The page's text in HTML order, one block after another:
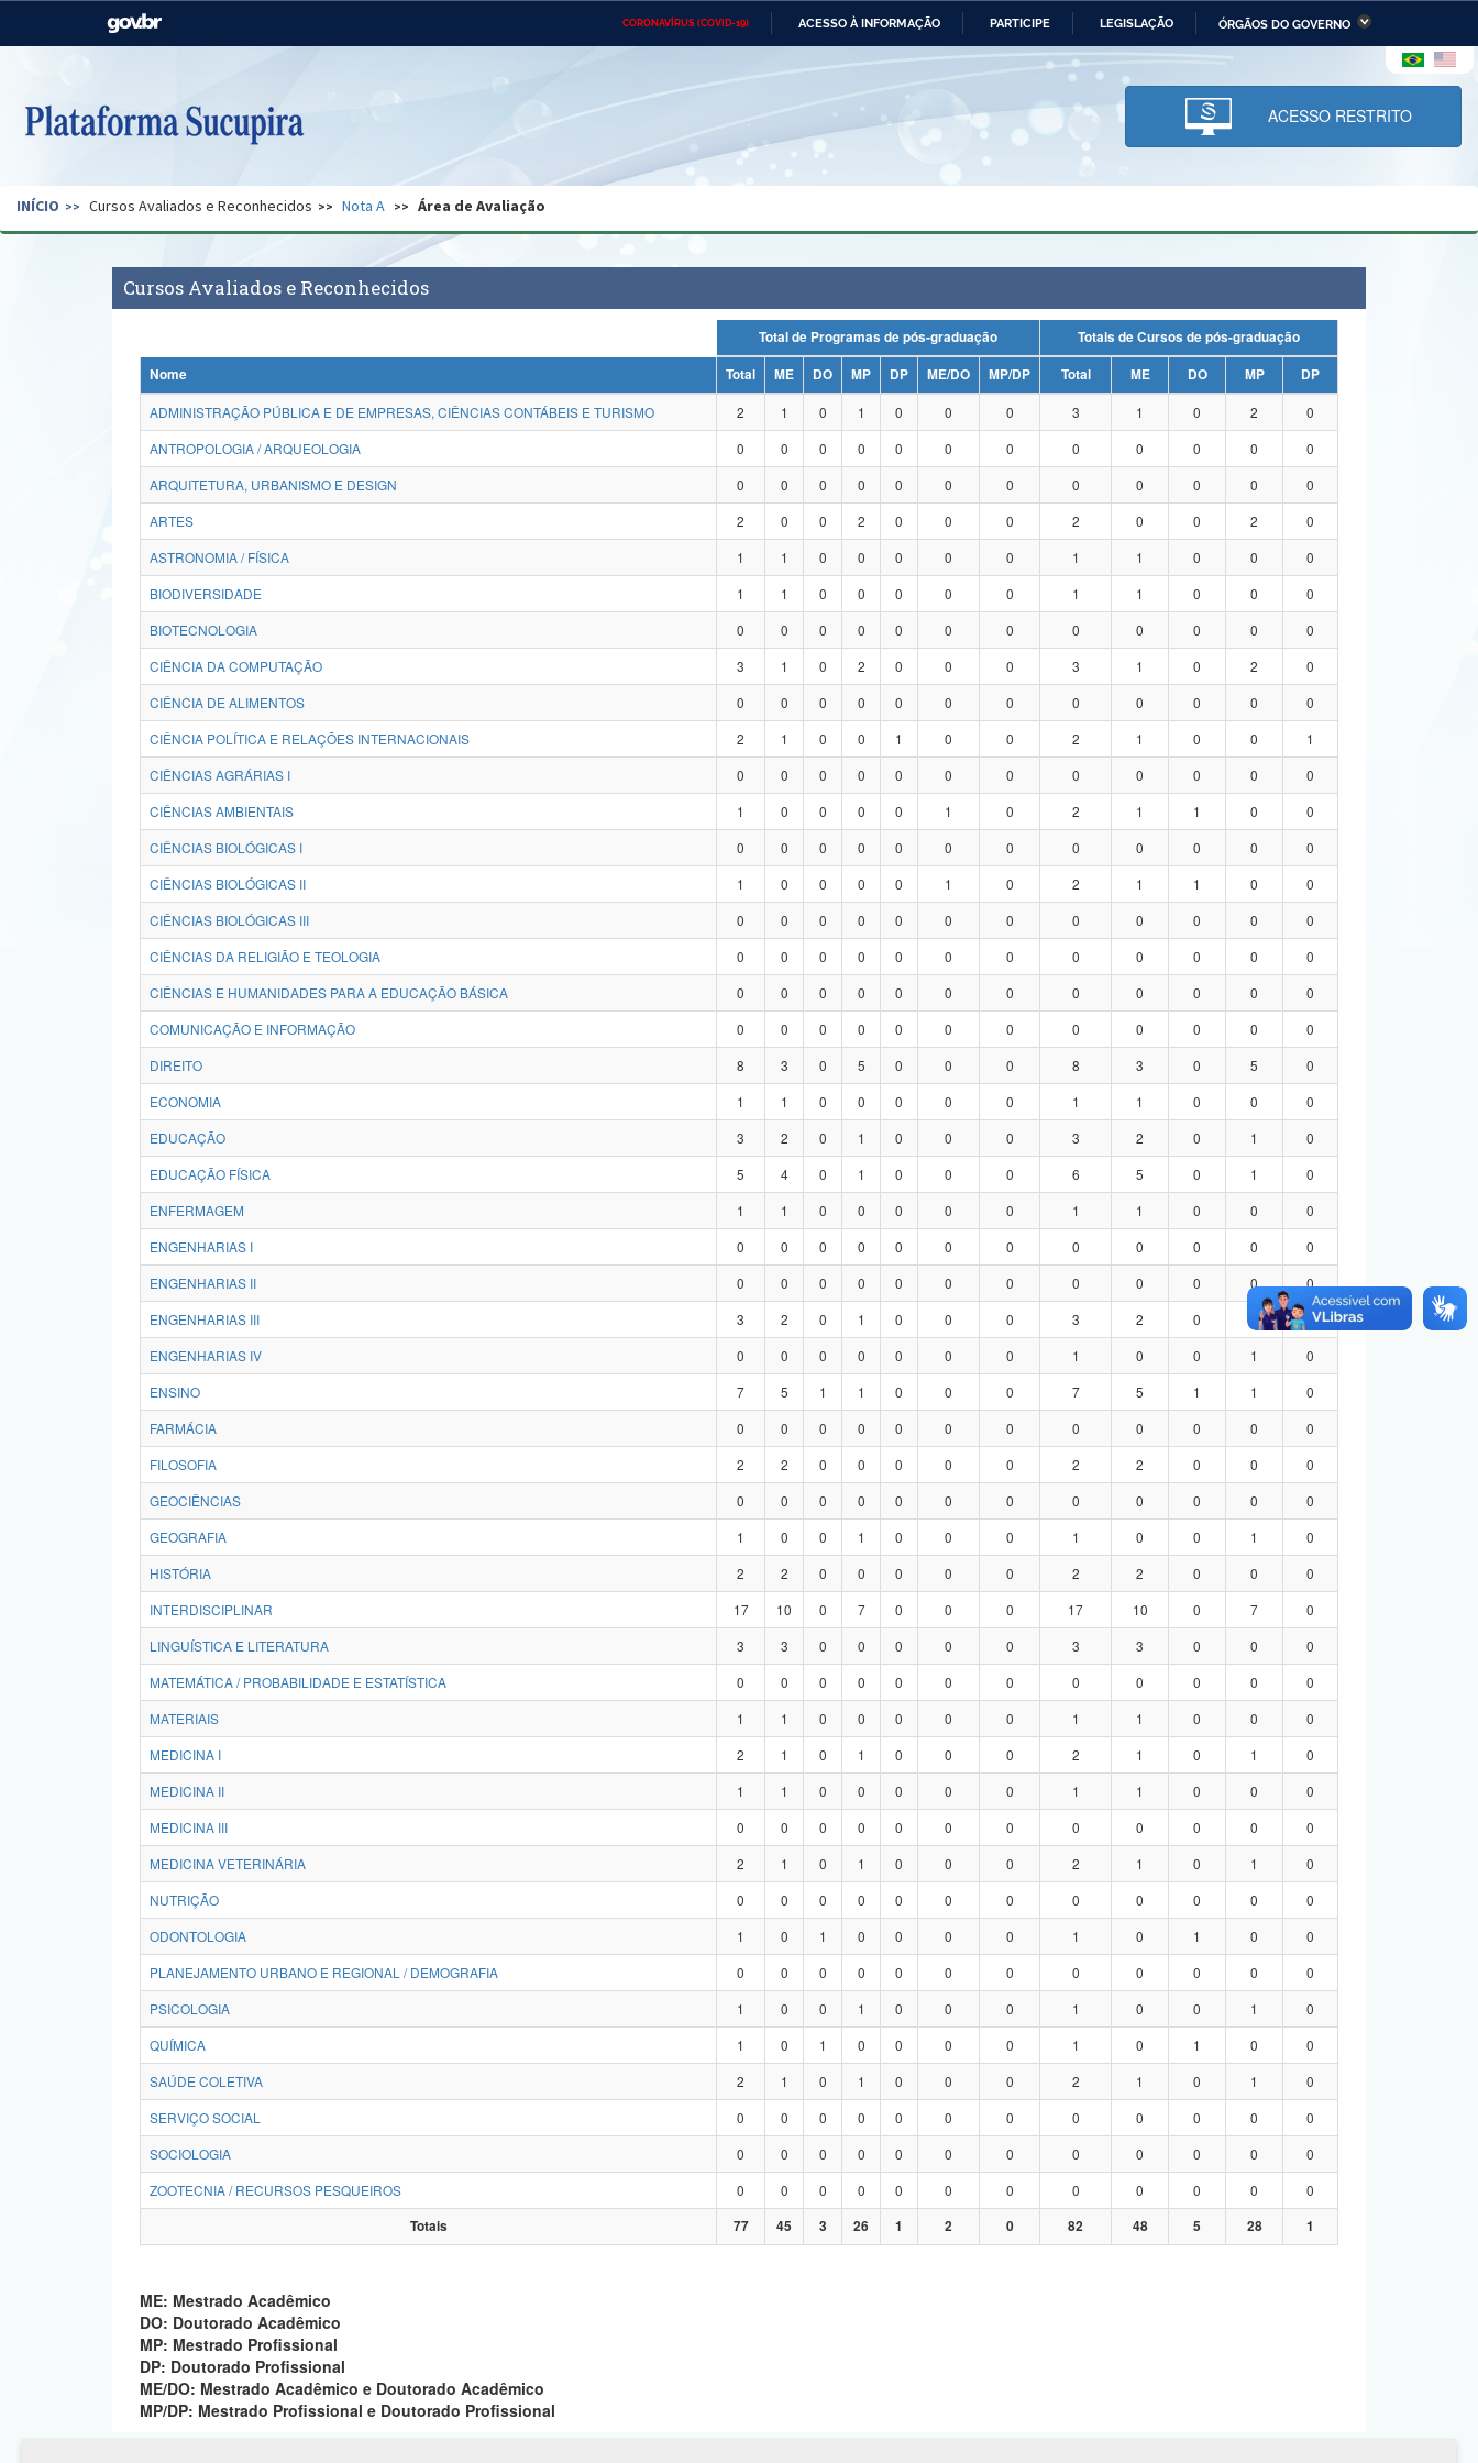
CORONAVÍRUS (COVID-19) ACESSO À INFORMAÇÃO PARTICIPE LEGISLAÇÃO ÓRGÃOS DO GOVERNO
Casa Civil Ministério das Relações Ministério da Economia Ministério da Infraestrutura
Pecuária e Abastecimento
Ministério da Ciência,
Tecnologia, Inovações e
Comunicações
Ministério do Desenvolvimento
Regional e dos Direitos Humanos
Secretaria de Governo Gabinete de Segurança Advocacia-Geral da União Banco Central do Brasil Planalto
ACESSO RESTRITO
INÍCIO Cursos Avaliados e Reconhecidos Nota A Área de Avaliação
Cursos Avaliados e Reconhecidos
Total de Programas de pós-graduação
Totais de Cursos de pós-graduação
Nome
Total ME DO MP DP ME/DO MP/DP Total ME DO MP
DP
ADMINISTRAÇÃO PÚBLICA E DE EMPRESAS, CIÊNCIAS CONTÁBEIS E TURISMO
2 1 0 1 0 0 0 3 1 0 2
0
ANTROPOLOGIA / ARQUEOLOGIA
0 0 0 0 0 0 0 0 0 0 0
0
ARQUITETURA, URBANISMO E DESIGN
0 0 0 0 0 0 0 0 0 0 0
0
ARTES
2 0 0 2 0 0 0 2 0 0 2
0
ASTRONOMIA / FÍSICA
1 1 0 0 0 0 0 1 1 0 0
0
BIODIVERSIDADE
1 1 0 0 0 0 0 1 1 0 0
0
BIOTECNOLOGIA
0 0 0 0 0 0 0 0 0 0 0
0
CIÊNCIA DA COMPUTAÇÃO
3 1 0 2 0 0 0 3 1 0 2
0
CIÊNCIA DE ALIMENTOS
0 0 0 0 0 0 0 0 0 0 0
0
CIÊNCIA POLÍTICA E RELAÇÕES INTERNACIONAIS
2 1 0 0 1 0 0 2 1 0 0
1
CIÊNCIAS AGRÁRIAS I
0 0 0 0 0 0 0 0 0 0 0
0
CIÊNCIAS AMBIENTAIS
1 0 0 0 0 1 0 2 1 1 0
0
CIÊNCIAS BIOLÓGICAS I
0 0 0 0 0 0 0 0 0 0 0
0
CIÊNCIAS BIOLÓGICAS II
1 0 0 0 0 1 0 2 1 1 0
0
CIÊNCIAS BIOLÓGICAS III
0 0 0 0 0 0 0 0 0 0 0
0
CIÊNCIAS DA RELIGIÃO E TEOLOGIA
0 0 0 0 0 0 0 0 0 0 0
0
CIÊNCIAS E HUMANIDADES PARA A EDUCAÇÃO BÁSICA
0 0 0 0 0 0 0 0 0 0 0
0
COMUNICAÇÃO E INFORMAÇÃO
0 0 0 0 0 0 0 0 0 0 0
0
DIREITO
8 3 0 5 0 0 0 8 3 0 5
0
ECONOMIA
1 1 0 0 0 0 0 1 1 0 0
0
EDUCAÇÃO
3 2 0 1 0 0 0 3 2 0 1
0
EDUCAÇÃO FÍSICA
5 4 0 1 0 0 0 6 5 0 1
0
ENFERMAGEM
1 1 0 0 0 0 0 1 1 0 0
0
ENGENHARIAS I
0 0 0 0 0 0 0 0 0 0 0
0
ENGENHARIAS II
0 0 0 0 0 0 0 0 0 0 0
0
ENGENHARIAS III
3 2 0 1 0 0 0 3 2 0
0
ENGENHARIAS IV
0 0 0 0 0 0 0 1 0 0 1
0
ENSINO
7 5 1 1 0 0 0 7 5 1 1
0
FARMÁCIA
0 0 0 0 0 0 0 0 0 0 0
0
FILOSOFIA
2 2 0 0 0 0 0 2 2 0 0
0
GEOCIÊNCIAS
0 0 0 0 0 0 0 0 0 0 0
0
GEOGRAFIA
1 0 0 1 0 0 0 1 0 0 1
0
HISTÓRIA
2 2 0 0 0 0 0 2 2 0 0
0
INTERDISCIPLINAR
17 10 0 7 0 0 0 17 10 0 7
0
LINGUÍSTICA E LITERATURA
3 3 0 0 0 0 0 3 3 0 0
0
MATEMÁTICA / PROBABILIDADE E ESTATÍSTICA
0 0 0 0 0 0 0 0 0 0 0
0
MATERIAIS
1 1 0 0 0 0 0 1 1 0 0
0
MEDICINA I
2 1 0 1 0 0 0 2 1 0 1
0
MEDICINA II
1 1 0 0 0 0 0 1 1 0 0
0
MEDICINA III
0 0 0 0 0 0 0 0 0 0 0
0
MEDICINA VETERINÁRIA
2 1 0 1 0 0 0 2 1 0 1
0
NUTRIÇÃO
0 0 0 0 0 0 0 0 0 0 0
0
ODONTOLOGIA
1 0 1 0 0 0 0 1 0 1 0
0
PLANEJAMENTO URBANO E REGIONAL / DEMOGRAFIA
0 0 0 0 0 0 0 0 0 0 0
0
PSICOLOGIA
1 0 0 1 0 0 0 1 0 0 1
0
QUÍMICA
1 0 1 0 0 0 0 1 0 1 0
0
SAÚDE COLETIVA
2 1 0 1 0 0 0 2 1 0 1
0
SERVIÇO SOCIAL
0 0 0 0 0 0 0 0 0 0 0
0
SOCIOLOGIA
0 0 0 0 0 0 0 0 0 0 0
0
ZOOTECNIA / RECURSOS PESQUEIROS
0 0 0 0 0 0 0 0 0 0 0
0
Totais
77 45 3 26 1 2 0 82 48 5 28 1
ME: Mestrado Acadêmico
DO: Doutorado Acadêmico
MP: Mestrado Profissional
DP: Doutorado Profissional
ME/DO: Mestrado Acadêmico e Doutorado Acadêmico
MP/DP: Mestrado Profissional e Doutorado Profissional